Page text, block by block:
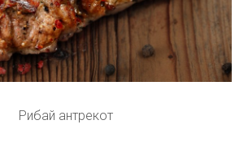
Рибай антрекот